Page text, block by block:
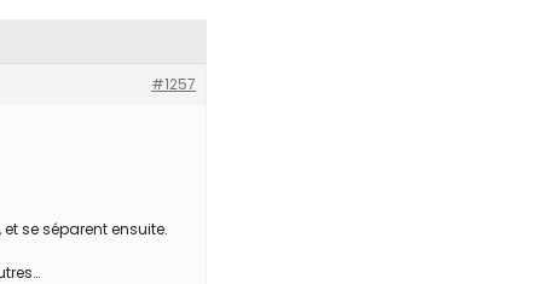
#1257
se séparent ensuite.